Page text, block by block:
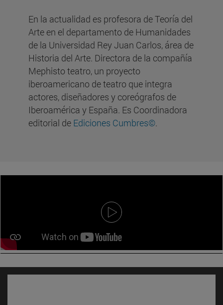
En la actualidad es profesora de Teoría del
Arte en el departamento de Humanidades
de la Universidad Rey Juan Carlos, área de
Historia del Arte. Directora de la compañía
Mephisto teatro, un proyecto
iberoamericano de teatro que integra
actores, diseñadores y coreógrafos de
Iberoamérica y España. Es Coordinadora
editorial de Ediciones Cumbres©.